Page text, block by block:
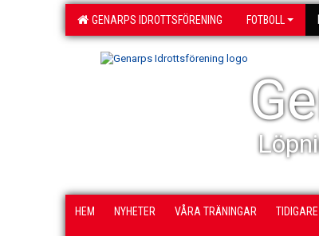
GENARPS IDROTTSFÖRENING FOTBOLL
HEM NYHETER VÅRA TRÄNINGAR